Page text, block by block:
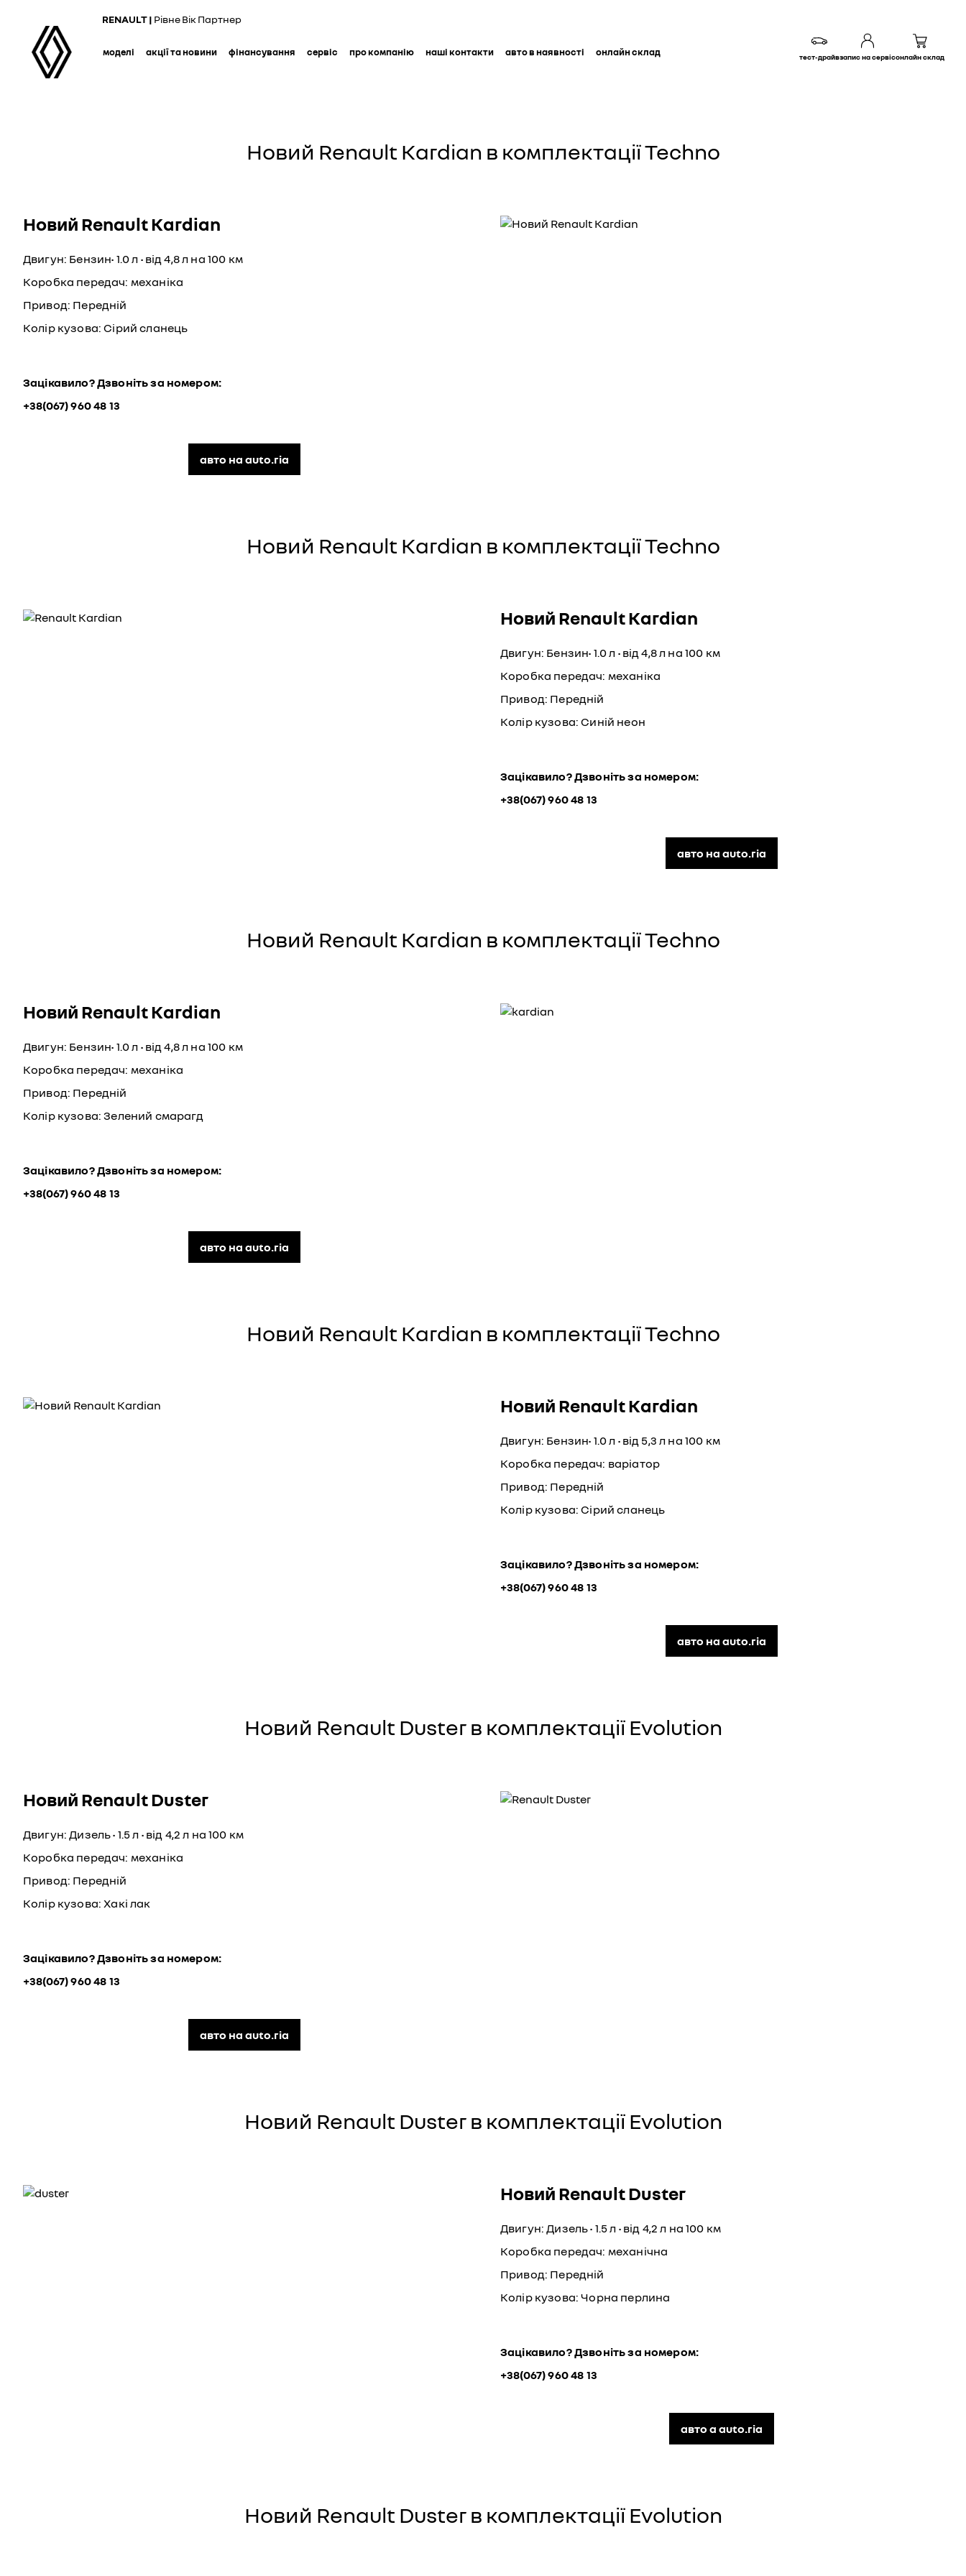
content
RENAULT | Рівне Вік Партнер
моделі акції та новини фінансування сервіс про компанію наші контакти авто в наявності онлайн склад тест-драйвзапис на сервісонлайн склад
Новий Renault Kardian в комплектації Techno
Новий Renault Kardian
Двигун: Бензин• 1.0 л • від 4,8 л на 100 км
Коробка передач: механіка
Привод: Передній
Колір кузова: Сірий сланець
Зацікавило? Дзвоніть за номером:
+38(067) 960 48 13
авто на auto.ria
Новий Renault Kardian в комплектації Techno
Новий Renault Kardian
Двигун: Бензин• 1.0 л • від 4,8 л на 100 км
Коробка передач: механіка
Привод: Передній
Колір кузова: Синій неон
Зацікавило? Дзвоніть за номером:
+38(067) 960 48 13
авто на auto.ria
Новий Renault Kardian в комплектації Techno
Новий Renault Kardian
Двигун: Бензин• 1.0 л • від 4,8 л на 100 км
Коробка передач: механіка
Привод: Передній
Колір кузова: Зелений смарагд
Зацікавило? Дзвоніть за номером:
+38(067) 960 48 13
авто на auto.ria
Новий Renault Kardian в комплектації Techno
Новий Renault Kardian
Двигун: Бензин• 1.0 л • від 5,3 л на 100 км
Коробка передач: варіатор
Привод: Передній
Колір кузова: Сірий сланець
Зацікавило? Дзвоніть за номером:
+38(067) 960 48 13
авто на auto.ria
Новий Renault Duster в комплектації Evolution
Новий Renault Duster
Двигун: Дизель • 1.5 л • від 4,2 л на 100 км
Коробка передач: механіка
Привод: Передній
Колір кузова: Хакі лак
Зацікавило? Дзвоніть за номером:
+38(067) 960 48 13
авто на auto.ria
Новий Renault Duster в комплектації Evolution
Новий Renault Duster
Двигун: Дизель • 1.5 л • від 4,2 л на 100 км
Коробка передач: механічна
Привод: Передній
Колір кузова: Чорна перлина
Зацікавило? Дзвоніть за номером:
+38(067) 960 48 13
авто а auto.ria
Новий Renault Duster в комплектації Evolution